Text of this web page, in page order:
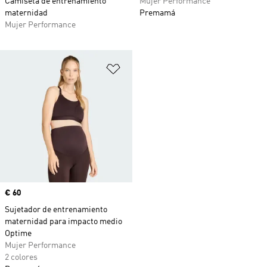
maternidad
Mujer Performance
Premamá
Precio
€ 60
Sujetador de entrenamiento
maternidad para impacto medio
Optime
Mujer Performance
2 colores